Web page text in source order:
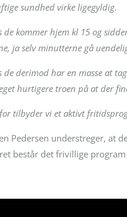
sundhed virke ligegyldig.
de kommer hjem kl 15 og
ja selv minutterne gå
de derimod har en masse at
hurtigere troen på at der
tilbyder vi et aktivt
Pedersen understreger, at
består det frivillige